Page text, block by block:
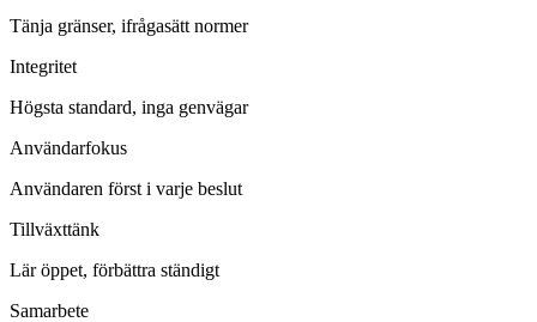
Tänja gränser, ifrågasätt normer
Integritet
Högsta standard, inga genvägar
Användarfokus
Användaren först i varje beslut
Tillväxttänk
Lär öppet, förbättra ständigt
Samarbete